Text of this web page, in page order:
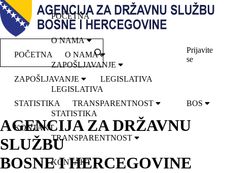
POČETNA O NAMA
ZAPOŠLJAVANJE LEGISLATIVA
STATISTIKA TRANSPARENTNOST
KONTAKT
Prijavite
se
BOS
AGENCIJA ZA DRŽAVNU
SLUŽBU
BOSNE I HERCEGOVINE
POČETNA
O NAMA
ZAPOŠLJAVANJE
LEGISLATIVA
STATISTIKA
TRANSPARENTNOST
KONTAKT